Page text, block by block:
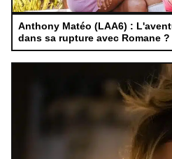
Anthony Matéo (LAA6) :
dans sa rupture avec Romane ?